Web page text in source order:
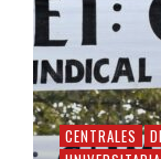
CENTRALES